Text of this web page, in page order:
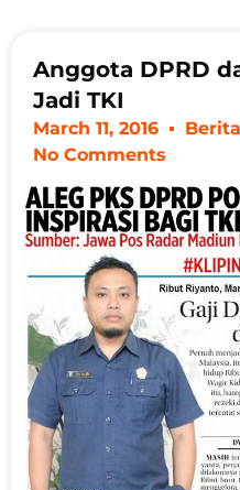
Anggota DPRD
Jadi TKI
March 11, 2016
No Comments